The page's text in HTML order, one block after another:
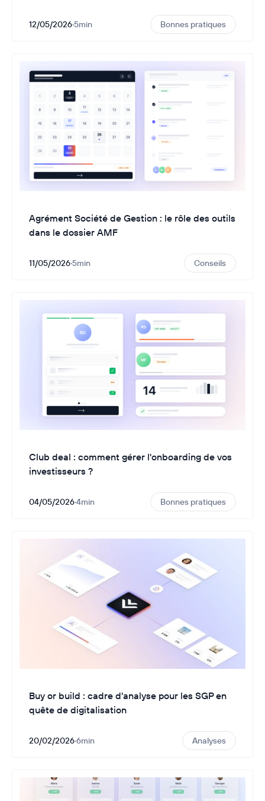
12/05/2026·5min Bonnes pratiques
Agrément Société de Gestion : le rôle des outils
dans le dossier AMF
11/05/2026·5min Conseils
Club deal : comment gérer l'onboarding de vos
investisseurs ?
04/05/2026·4min Bonnes pratiques
Buy or build : cadre d'analyse pour les SGP en
quête de digitalisation
20/02/2026·6min Analyses